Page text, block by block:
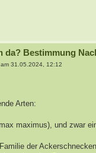
da? Bestimmung
am 31.05.2024, 12:12
Arten:
maximus), und zwar
der